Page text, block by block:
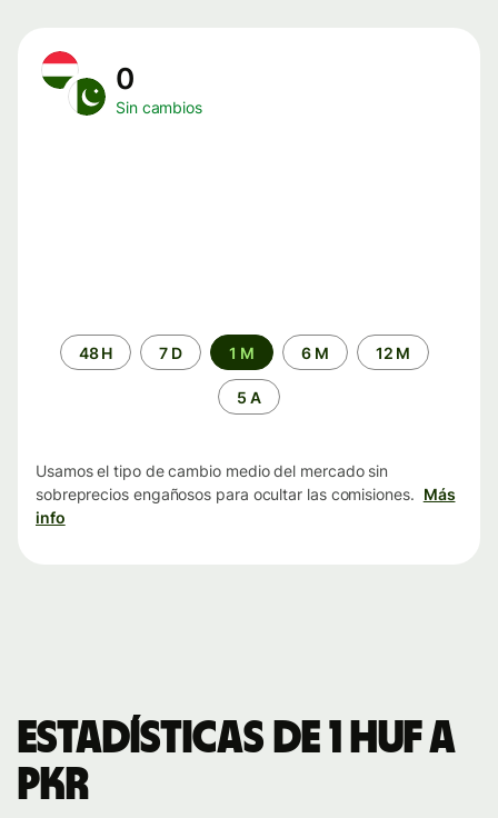
0
Sin cambios
Periodo48 H 7 D 1 M 6 M 12 M
5 A
Usamos el tipo de cambio medio del mercado sin
sobreprecios engañosos para ocultar las comisiones. Más
info
Estadísticas de 1 HUF a
PKR